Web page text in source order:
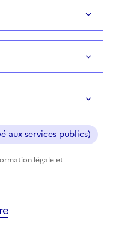
aux services publics)
légale et